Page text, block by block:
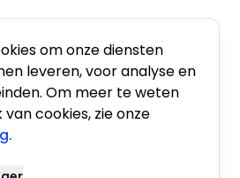
om onze diensten
leveren, voor analyse en
Om meer te weten
cookies, zie onze
Private Leasen,
Financieren of Kopen?